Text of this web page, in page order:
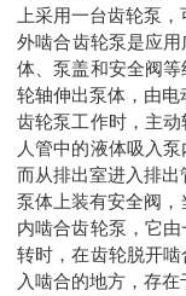
上采用一台齿轮泵
外啮合齿轮泵是应
体、泵盖和安全阀
轮轴伸出泵体，由电
齿轮泵工作时，主
人管中的液体吸入
而从排出室进入排出
泵体上装有安全阀，
内啮合齿轮泵，它
转时，在齿轮脱开
入啮合的地方，存在